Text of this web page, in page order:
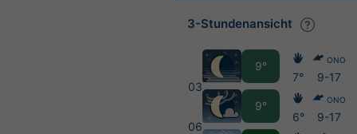
3-Stundenansicht
03
06
9°
9°
7°
6°
ONO
9-17
ONO
9-17